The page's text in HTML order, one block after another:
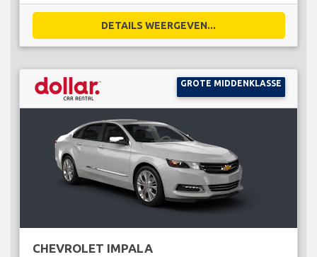
DETAILS WEERGEVEN...
GROTE MIDDENKLASSE
CHEVROLET IMPALA